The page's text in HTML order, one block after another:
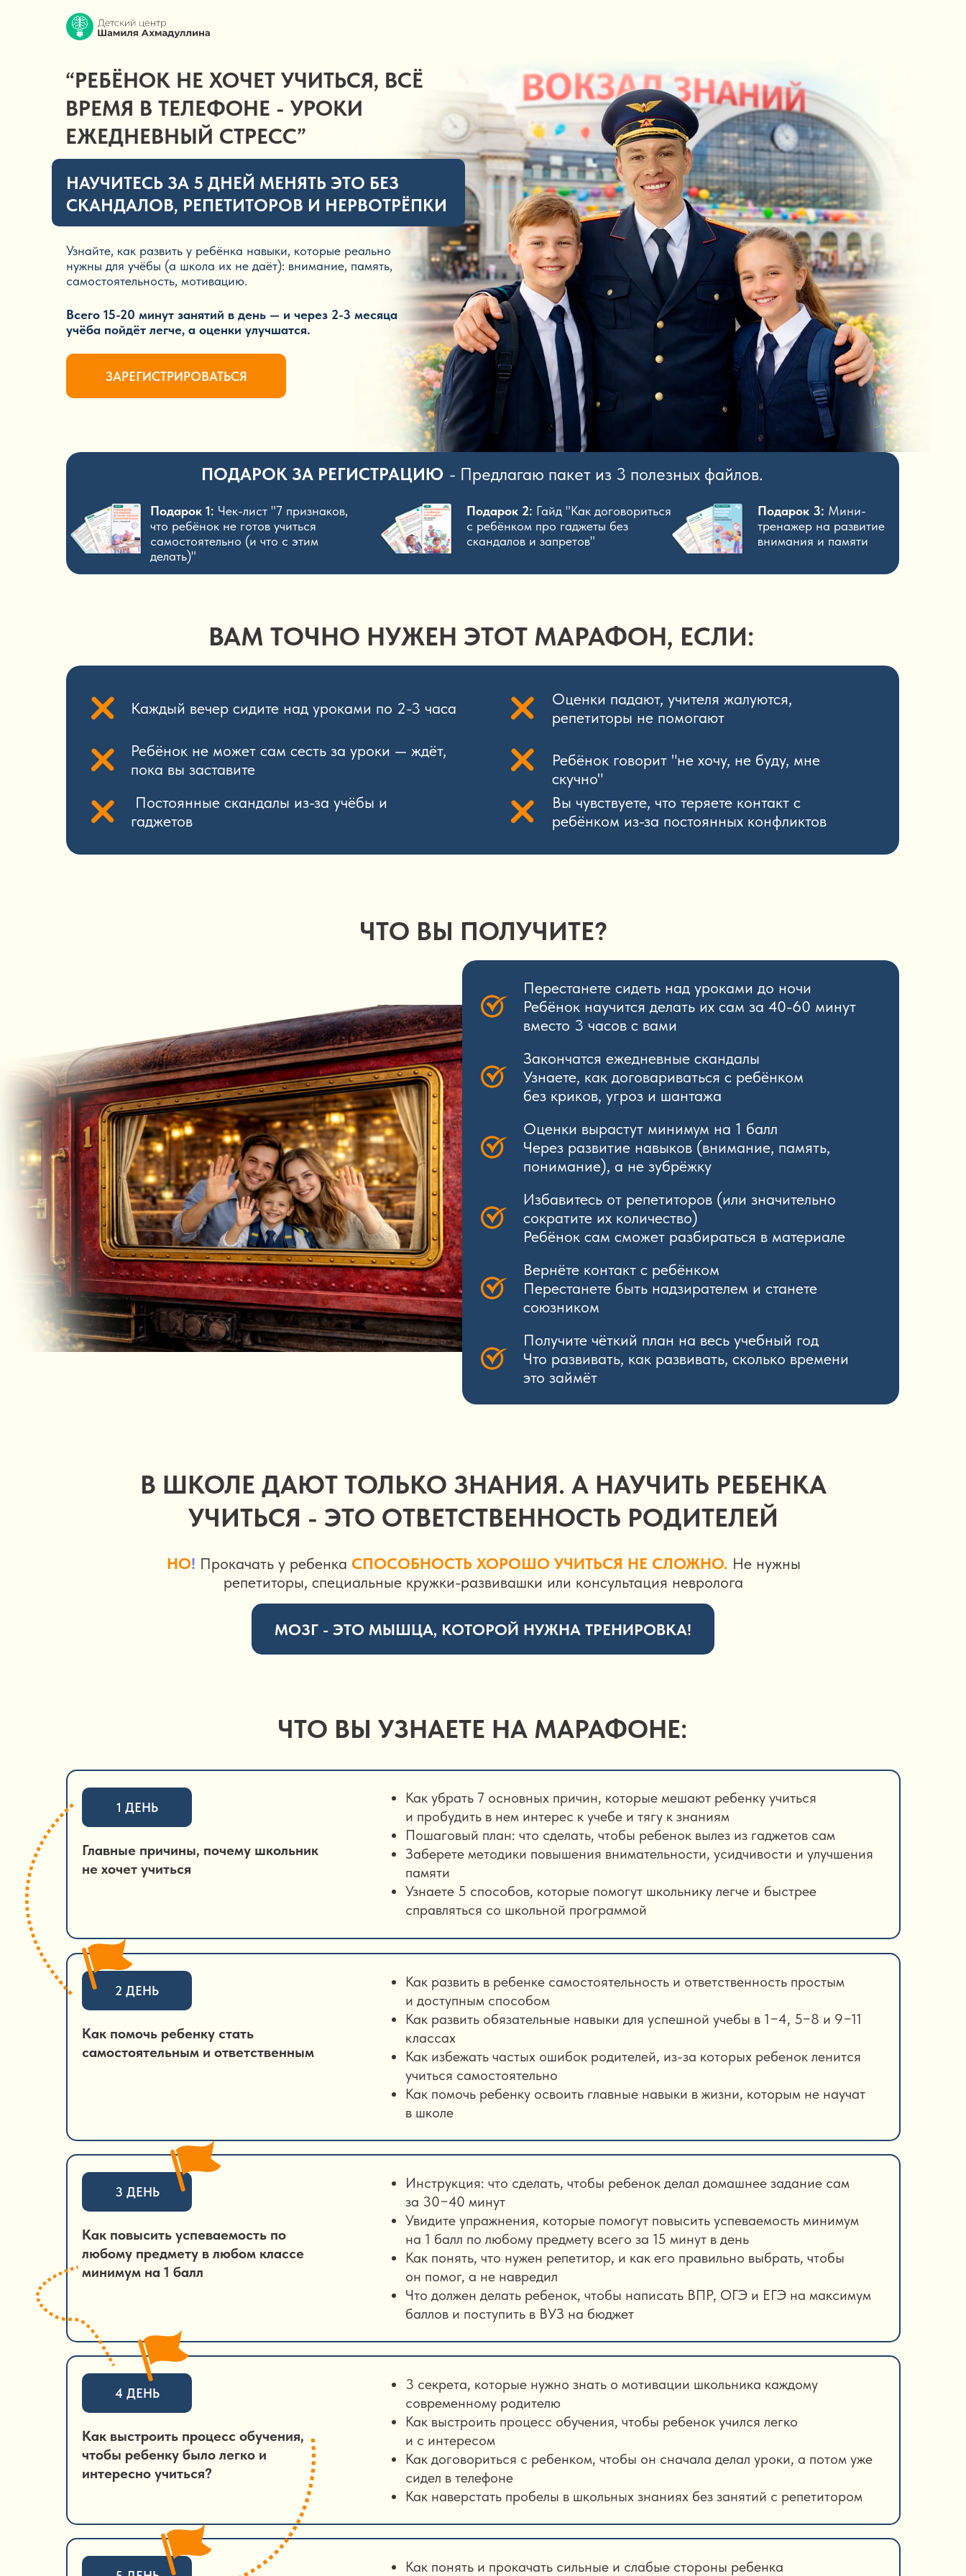
НАУЧИТЕСЬ ЗА 5 ДНЕЙ МЕНЯТЬ ЭТО БЕЗ
СКАНДАЛОВ, РЕПЕТИТОРОВ И НЕРВОТРЁПКИ
“РЕБЁНОК НЕ ХОЧЕТ УЧИТЬСЯ, ВСЁ
ВРЕМЯ В ТЕЛЕФОНЕ - УРОКИ
ЕЖЕДНЕВНЫЙ СТРЕСС”
Всего 15-20 минут занятий в день — и через 2-3 месяца
учёба пойдёт легче, а оценки улучшатся.
Узнайте, как развить у ребёнка навыки, которые реально
нужны для учёбы (а школа их не даёт): внимание, память,
самостоятельность, мотивацию.
ЗАРЕГИСТРИРОВАТЬСЯ
- Предлагаю пакет из 3 полезных файлов.
ПОДАРОК ЗА РЕГИСТРАЦИЮ
Подарок 3: Мини-
тренажер на развитие
внимания и памяти
Подарок 2: Гайд "Как договориться
с ребёнком про гаджеты без
скандалов и запретов"
Подарок 1: Чек-лист "7 признаков,
что ребёнок не готов учиться
самостоятельно (и что с этим
делать)"
Вы чувствуете, что теряете контакт с
ребёнком из-за постоянных конфликтов
Постоянные скандалы из-за учёбы и
гаджетов
Ребёнок говорит "не хочу, не буду, мне
скучно"
Ребёнок не может сам сесть за уроки — ждёт,
пока вы заставите
Оценки падают, учителя жалуются,
репетиторы не помогают
Каждый вечер сидите над уроками по 2-3 часа
ВАМ ТОЧНО НУЖЕН ЭТОТ МАРАФОН, ЕСЛИ:
Оценки вырастут минимум на 1 балл
Через развитие навыков (внимание, память,
понимание), а не зубрёжку
Получите чёткий план на весь учебный год
Что развивать, как развивать, сколько времени
это займёт
Закончатся ежедневные скандалы
Узнаете, как договариваться с ребёнком
без криков, угроз и шантажа
Вернёте контакт с ребёнком
Перестанете быть надзирателем и станете
союзником
Перестанете сидеть над уроками до ночи
Ребёнок научится делать их сам за 40-60 минут
вместо 3 часов с вами
Избавитесь от репетиторов (или значительно
сократите их количество)
Ребёнок сам сможет разбираться в материале
ЧТО ВЫ ПОЛУЧИТЕ?
НО! Прокачать у ребенка СПОСОБНОСТЬ ХОРОШО УЧИТЬСЯ НЕ СЛОЖНО. Не нужны
репетиторы, специальные кружки-развивашки или консультация невролога
В ШКОЛЕ ДАЮТ ТОЛЬКО ЗНАНИЯ. А НАУЧИТЬ РЕБЕНКА
УЧИТЬСЯ - ЭТО ОТВЕТСТВЕННОСТЬ РОДИТЕЛЕЙ
МОЗГ - ЭТО МЫШЦА, КОТОРОЙ НУЖНА ТРЕНИРОВКА!
ЧТО ВЫ УЗНАЕТЕ НА МАРАФОНЕ:
Как понять и прокачать сильные и слабые стороны ребенка
4 ДЕНЬ
3 секрета, которые нужно знать о мотивации школьника каждому
современному родителю
Как выстроить процесс обучения, чтобы ребенок учился легко
и с интересом
Как договориться с ребенком, чтобы он сначала делал уроки, а потом уже
сидел в телефоне
Как наверстать пробелы в школьных знаниях без занятий с репетитором
Как выстроить процесс обучения,
чтобы ребенку было легко и
интересно учиться?
3 ДЕНЬ
Инструкция: что сделать, чтобы ребенок делал домашнее задание сам
за 30−40 минут
Увидите упражнения, которые помогут повысить успеваемость минимум
на 1 балл по любому предмету всего за 15 минут в день
Как понять, что нужен репетитор, и как его правильно выбрать, чтобы
он помог, а не навредил
Что должен делать ребенок, чтобы написать ВПР, ОГЭ и ЕГЭ на максимум
баллов и поступить в ВУЗ на бюджет
Как повысить успеваемость по
любому предмету в любом классе
минимум на 1 балл
2 ДЕНЬ
Как развить в ребенке самостоятельность и ответственность простым
и доступным способом
Как развить обязательные навыки для успешной учебы в 1−4, 5−8 и 9−11
классах
Как избежать частых ошибок родителей, из-за которых ребенок ленится
учиться самостоятельно
Как помочь ребенку освоить главные навыки в жизни, которым не научат
в школе
Как помочь ребенку стать
самостоятельным и ответственным
1 ДЕНЬ
Как убрать 7 основных причин, которые мешают ребенку учиться
и пробудить в нем интерес к учебе и тягу к знаниям
Пошаговый план: что сделать, чтобы ребенок вылез из гаджетов сам
Заберете методики повышения внимательности, усидчивости и улучшения
памяти
Узнаете 5 способов, которые помогут школьнику легче и быстрее
справляться со школьной программой
Главные причины, почему школьник
не хочет учиться